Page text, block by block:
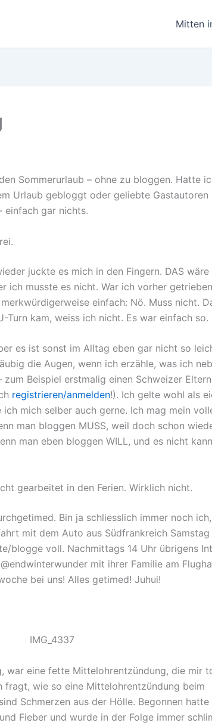
Mitten
Sommerurlaub – ohne zu bloggen. Hatte
Urlaub gebloggt oder geliebte Gastautoren
einfach gar nichts.
juckte es mich in den Fingern. DAS wäre
ich musste es nicht. War ich vorher
einfach: Nö. Muss nicht.
Turn kam, weiss ich nicht. Es war einfach so.
es ist sonst im Alltag eben gar nicht so
die Augen, wenn ich erzähle, was ich
Beispiel erstmalig einen Schweizer
registrieren/anmelden!). Ich gelte wohl als
mich selber auch gerne. Ich mag mein
man bloggen MUSS, weil doch schon
man eben bloggen WILL, und es nicht
gearbeitet in den Ferien. Wirklich nicht.
Bin ja schliesslich immer noch
mit dem Auto aus Südfrankreich
blogge voll. Nachmittags 14 Uhr übrigens
mit ihrer Familie am
bei uns! Alles getimed! Juhui!
war eine fette Mittelohrentzündung, die mir
fragt, wie so eine Mittelohrentzündung beim
Schmerzen aus der Hölle. Begonnen
Fieber und wurde in der Folge immer